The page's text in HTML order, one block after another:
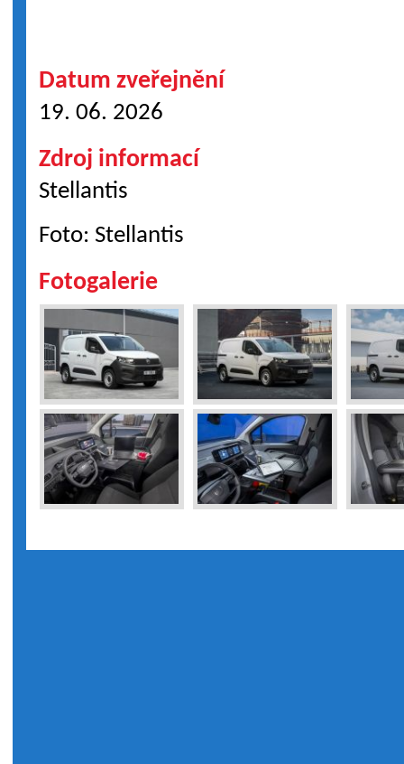
Datum zveřejnění
19. 06. 2026
Zdroj informací
Stellantis
Foto: Stellantis
Fotogalerie